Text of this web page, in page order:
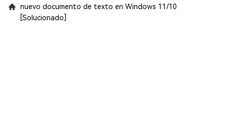
nuevo documento de texto en Windows 11/10
[Solucionado]